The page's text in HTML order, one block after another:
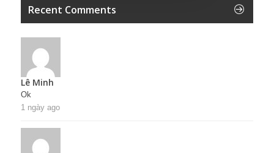
Recent Comments
Lê Minh
Ok
1 ngày ago